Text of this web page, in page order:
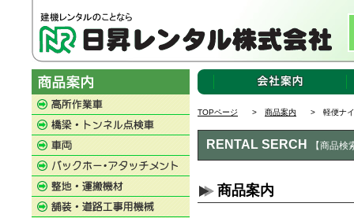
TOPページ > 商品案内 > 軽便ナイ
RENTAL SERCH 【商品検
商品案内